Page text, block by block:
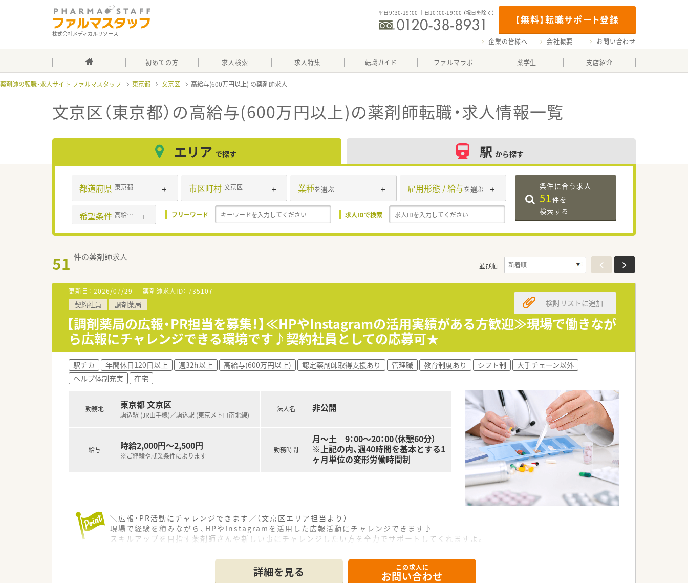
株式会社メディカルリソース
【無料】転職サポート登録
平日9：30-19：00 土日10：00-19：00 （祝日を除く）
企業の皆様へ 会社概要 お問い合わせ
初めての方 求人検索 求人特集 転職ガイド ファルマラボ 薬学生 支店紹介
薬剤師の転職・求人サイト ファルマスタッフ 東京都 文京区 高給与(600万円以上)
文京区（東京都）の高給与(600万円以上)の薬剤師転職・求人情報一覧
エリア で探す 駅 から探す
都道府県 東京都 市区町村 文京区 業種を選ぶ 雇用形態 / 給与を選ぶ
希望条件 高給与(600万円以上) フリーワード 求人IDで検索
条件に合う求人
51件を
検索する
51 件の薬剤師求人
並び順
更新日： 2026/07/29 薬剤師求人ID： 735107
契約社員 調剤薬局
【調剤薬局の広報・PR担当を募集！】≪HPやInstagramの活用実績がある方歓迎≫現場で働きなが
ら広報にチャレンジできる環境です♪契約社員としての応募可★
検討リストに追加
駅チカ 年間休日120日以上 週32h以上 高給与(600万円以上) 認定薬剤師取得支援あり 管理職 教育制度あり シフト制
大手チェーン以外
ヘルプ体制充実
在宅
勤務地 東京都 文京区
駒込駅 (JR山手線)／駒込駅 (東京メトロ南北線)
給与 時給2,000円～2,500円
※ご経験や就業条件によります
法人名 非公開
勤務時間
月～土 9：00～20：00（休憩60分）
※上記の内、週40時間を基本とする1
ヶ月単位の変形労働時間制
＼広報・PR活動にチャレンジできます／（文京区エリア担当より）
現場で経験を積みながら、HPやInstagramを活用した広報活動にチャレンジできます♪
スキルアップを目指す薬剤師さんや新しい事にチャレンジしたい方を全力でサポートしてくれますよ。
■最寄り駅のJR山手線駒込駅から徒歩10分とアクセス良好な好立地に店舗を構えております。
詳細を見る この求人に
お問い合わせ